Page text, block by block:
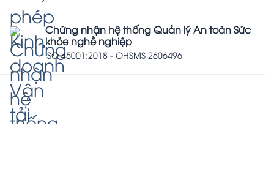
Chứng nhận hệ thống Quản lý An toàn Sức
khỏe nghề nghiệp
ISO 45001:2018 - OHSMS 2606496